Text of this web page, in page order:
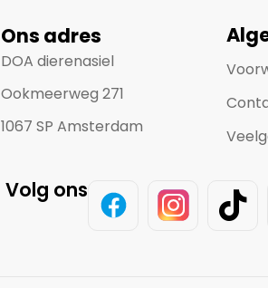
Ons adres
DOA dierenasiel
Ookmeerweg 271
1067 SP Amsterdam
Volg ons